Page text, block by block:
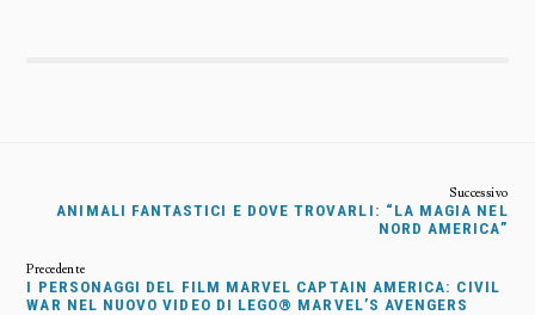
ANIMALI FANTASTICI E DOVE TROVARLI: “LA MAGIA NEL
NORD AMERICA”
I PERSONAGGI DEL FILM MARVEL CAPTAIN AMERICA: CIVIL
WAR NEL NUOVO VIDEO DI LEGO® MARVEL’S AVENGERS